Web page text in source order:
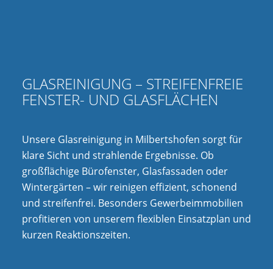
GLASREINIGUNG – STREIFENFREIE
FENSTER- UND GLASFLÄCHEN
Unsere Glasreinigung in Milbertshofen sorgt für
klare Sicht und strahlende Ergebnisse. Ob
großflächige Bürofenster, Glasfassaden oder
Wintergärten – wir reinigen effizient, schonend
und streifenfrei. Besonders Gewerbeimmobilien
profitieren von unserem flexiblen Einsatzplan und
kurzen Reaktionszeiten.